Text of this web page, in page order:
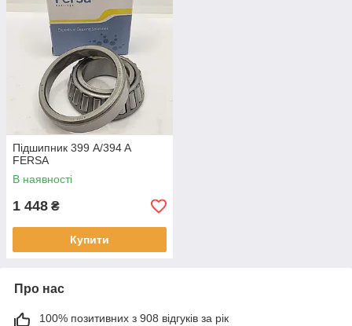
Підшипник 399 A/394 A
FERSA
В наявності
1 448 ₴
Купити
Про нас
100% позитивних з 908 відгуків за рік